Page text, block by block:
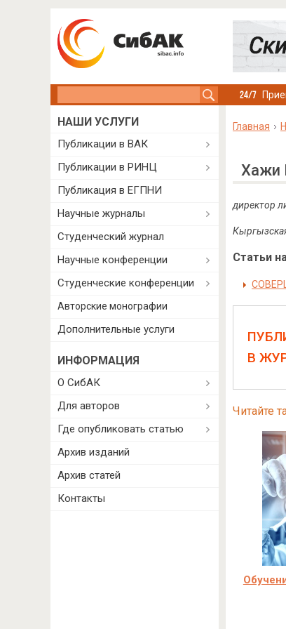
Главная
Хажи
директор
Статьи
В
Читайте
НАШИ УСЛУГИ
Публикации в ВАК
Публикации в РИНЦ
Публикация в ЕГПНИ
Научные журналы
Студенческий журнал
Научные конференции
Студенческие конференции
Авторские монографии
Дополнительные услуги
ИНФОРМАЦИЯ
О СибАК
Для авторов
Где опубликовать статью
Архив изданий
Архив статей
Контакты